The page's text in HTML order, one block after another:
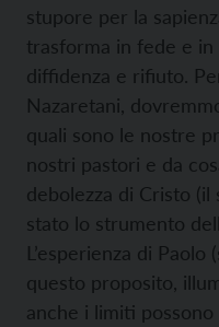
stupore per la
trasforma in fede e
diffidenza e rifiuto.
Nazaretani,
quali sono le nostre
nostri pastori e da
debolezza di Cristo
stato lo strumento
L’esperienza di
questo proposito,
anche i limiti possono